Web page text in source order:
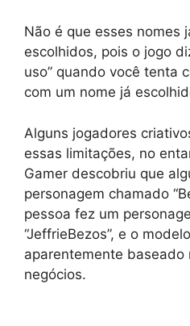
Não é que esses nomes
escolhidos, pois o jogo
uso” quando você tenta
com um nome já
Alguns jogadores
essas limitações, no
Gamer descobriu que
personagem chamado
pessoa fez um
“JeffrieBezos”, e o
aparentemente baseado
negócios.